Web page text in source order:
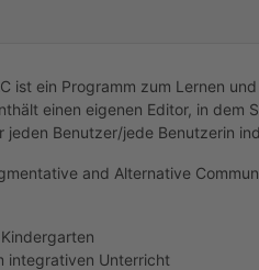
ist ein Programm zum Lernen
einen eigenen Editor, in dem
jeden Benutzer/jede Benutzerin
and Alternative
integrativen Unterricht